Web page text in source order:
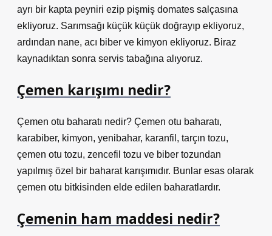
ayrı bir kapta peyniri ezip pişmiş domates salçasına
ekliyoruz. Sarımsağı küçük küçük doğrayıp ekliyoruz,
ardından nane, acı biber ve kimyon ekliyoruz. Biraz
kaynadıktan sonra servis tabağına alıyoruz.
Çemen karışımı nedir?
Çemen otu baharatı nedir? Çemen otu baharatı,
karabiber, kimyon, yenibahar, karanfil, tarçın tozu,
çemen otu tozu, zencefil tozu ve biber tozundan
yapılmış özel bir baharat karışımıdır. Bunlar esas olarak
çemen otu bitkisinden elde edilen baharatlardır.
Çemenin ham maddesi nedir?